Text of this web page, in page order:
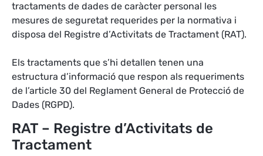
tractaments de dades de caràcter personal les
mesures de seguretat requerides per la normativa i
disposa del Registre d’Activitats de Tractament (RAT).
Els tractaments que s’hi detallen tenen una
estructura d’informació que respon als requeriments
de l’article 30 del Reglament General de Protecció de
Dades (RGPD).
RAT – Registre d’Activitats de
Tractament